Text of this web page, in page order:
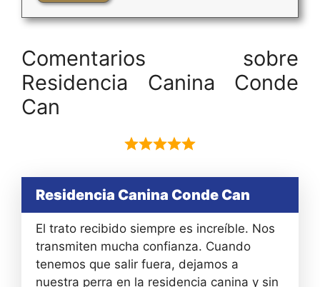
Comentarios sobre
Residencia Canina Conde
Can
Residencia Canina Conde Can
El trato recibido siempre es increíble. Nos
transmiten mucha confianza. Cuando
tenemos que salir fuera, dejamos a
nuestra perra en la residencia canina y sin